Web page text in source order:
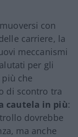
con
carriere, la
meccanismi
per gli
che
di scontro tra
cautela in più:
dovrebbe
ma anche